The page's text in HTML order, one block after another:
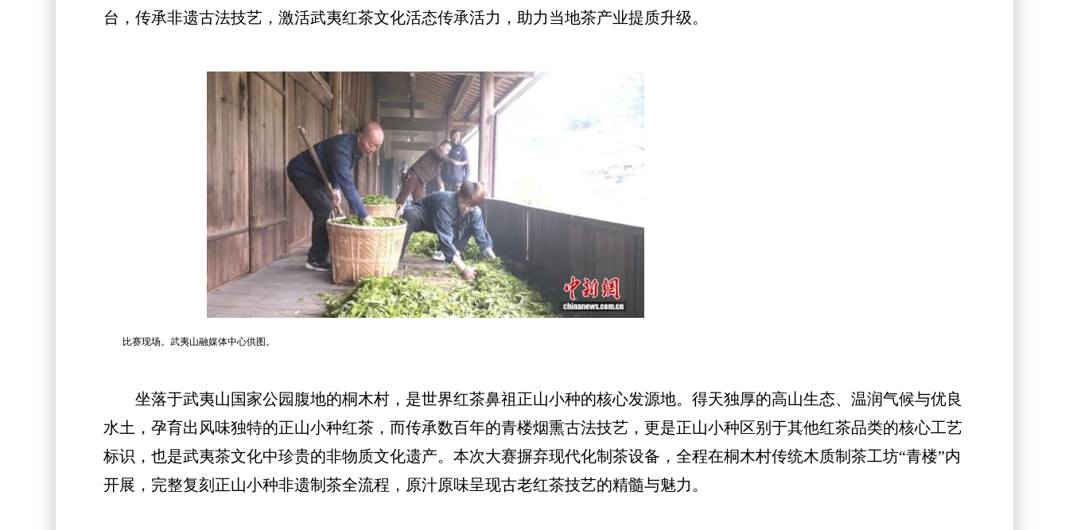
台，传承非遗古法技艺，激活武夷红茶文化活态传承活力，助力当地茶产业提质升级。
比赛现场。武夷山融媒体中心供图。
坐落于武夷山国家公园腹地的桐木村，是世界红茶鼻祖正山小种的核心发源地。得天独厚的高山生态、温润气候与优良
水土，孕育出风味独特的正山小种红茶，而传承数百年的青楼烟熏古法技艺，更是正山小种区别于其他红茶品类的核心工艺
标识，也是武夷茶文化中珍贵的非物质文化遗产。本次大赛摒弃现代化制茶设备，全程在桐木村传统木质制茶工坊“青楼”内
开展，完整复刻正山小种非遗制茶全流程，原汁原味呈现古老红茶技艺的精髓与魅力。